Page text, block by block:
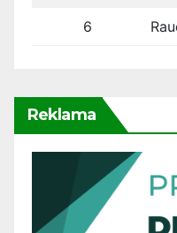
6
Reklama